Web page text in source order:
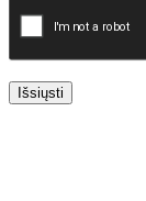
Išsiųsti